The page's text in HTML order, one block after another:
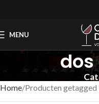
MENU
Home Producten getagged